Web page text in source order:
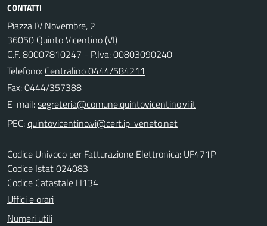
CONTATTI
Piazza IV Novembre, 2
36050 Quinto Vicentino (VI)
C.F. 80007810247 - P.Iva: 00803090240
Telefono: Centralino 0444/584211
Fax: 0444/357388
E-mail:
PEC:
Codice Univoco per Fatturazione Elettronica: UF471P
Codice Istat 024083
Codice Catastale H134
Uffici e orari
Numeri utili